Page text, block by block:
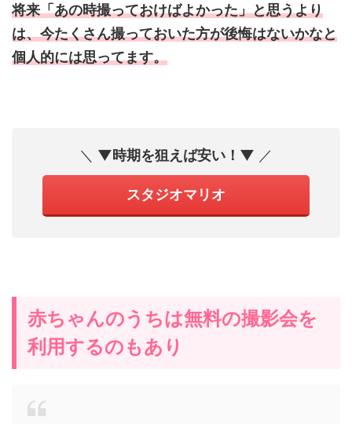
将来「あの時撮っておけばよかった」と思うより
は、今たくさん撮っておいた方が後悔はないかなと
個人的には思ってます。
＼ ▼時期を狙えば安い！ ▼ ／
スタジオマリオ
赤ちゃんのうちは無料の撮影会を
利用するのもあり